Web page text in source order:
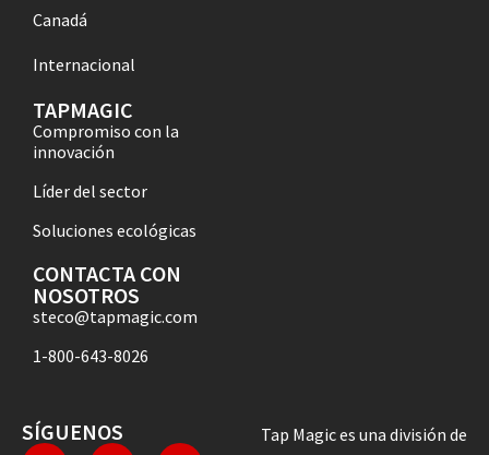
Canadá
Internacional
TAPMAGIC
Compromiso con la
innovación
Líder del sector
Soluciones ecológicas
CONTACTA CON
NOSOTROS
steco@tapmagic.com
1-800-643-8026
SÍGUENOS
Tap Magic es una división de